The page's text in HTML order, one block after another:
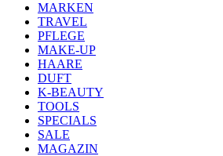
MARKEN
TRAVEL
PFLEGE
MAKE-UP
HAARE
DUFT
K-BEAUTY
TOOLS
SPECIALS
SALE
MAGAZIN